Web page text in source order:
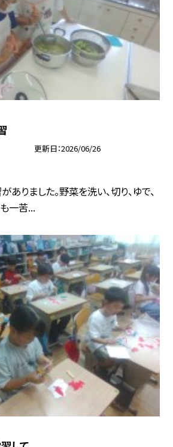
更新日 2026/06/26
りました。野菜を洗い、切り、ゆで、
一苦...